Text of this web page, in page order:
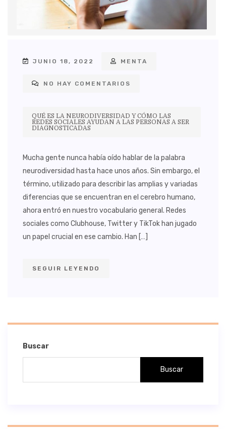
JUNIO 18, 2022 MENTA
NO HAY COMENTARIOS
QUÉ ES LA NEURODIVERSIDAD Y CÓMO LAS
REDES SOCIALES AYUDAN A LAS PERSONAS A SER
DIAGNOSTICADAS
Mucha gente nunca había oído hablar de la palabra
neurodiversidad hasta hace unos años. Sin embargo, el
término, utilizado para describir las amplias y variadas
diferencias que se encuentran en el cerebro humano,
ahora entró en nuestro vocabulario general. Redes
sociales como Clubhouse, Twitter y TikTok han jugado
un papel crucial en ese cambio. Han […]
SEGUIR LEYENDO
Buscar
Buscar